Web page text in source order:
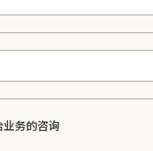
务的咨询